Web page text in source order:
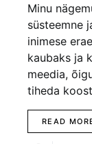
Minu
süsteemne
inimese
kaubaks ja
meedia,
tiheda
READ